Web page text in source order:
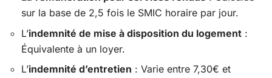
sur la base de 2,5 fois le SMIC horaire par jour.
L’indemnité de mise à disposition du logement :
Équivalente à un loyer.
L’indemnité d’entretien : Varie entre 7,30€ et